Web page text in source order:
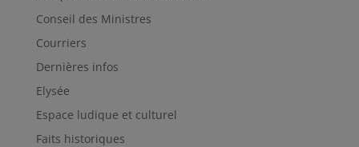
Conseil des Ministres
Courriers
Dernières infos
Elysée
Espace ludique et culturel
Faits historiques